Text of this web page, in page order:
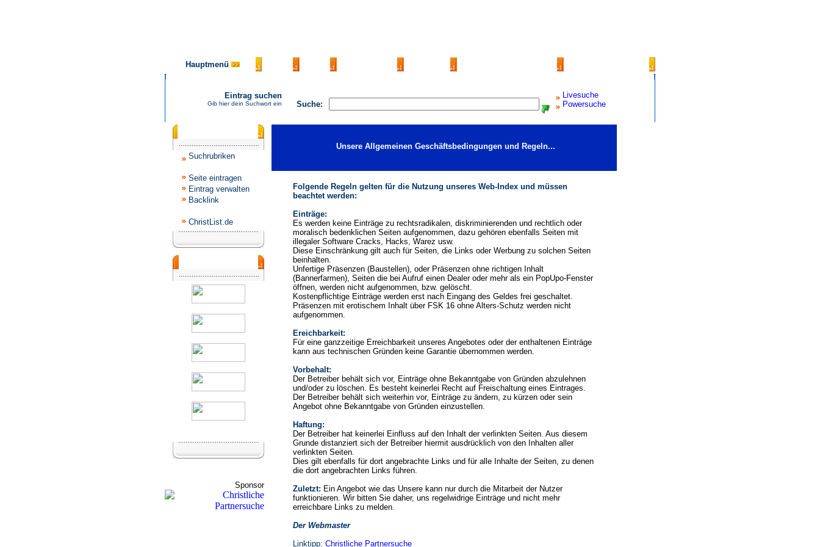
Hauptmenü
Suche:
Livesuche
Powersuche
Eintrag suchen
Gib hier dein Suchwort ein
Suchrubriken
Seite eintragen
Eintrag verwalten
Backlink
ChristList.de
Sponsor
Unsere Allgemeinen Geschäftsbedingungen und Regeln...
Folgende Regeln gelten für die Nutzung unseres Web-Index und müssen
beachtet werden:
Einträge:
Es werden keine Einträge zu rechtsradikalen, diskriminierenden und rechtlich oder
moralisch bedenklichen Seiten aufgenommen, dazu gehören ebenfalls Seiten mit
illegaler Software Cracks, Hacks, Warez usw.
Diese Einschränkung gilt auch für Seiten, die Links oder Werbung zu solchen Seiten
beinhalten.
Unfertige Präsenzen (Baustellen), oder Präsenzen ohne richtigen Inhalt
(Bannerfarmen), Seiten die bei Aufruf einen Dealer oder mehr als ein PopUpo-Fenster
öffnen, werden nicht aufgenommen, bzw. gelöscht.
Kostenpflichtige Einträge werden erst nach Eingang des Geldes frei geschaltet.
Präsenzen mit erotischem Inhalt über FSK 16 ohne Alters-Schutz werden nicht
aufgenommen.
Ereichbarkeit:
Für eine ganzzeitige Erreichbarkeit unseres Angebotes oder der enthaltenen Einträge
kann aus technischen Gründen keine Garantie übernommen werden.
Vorbehalt:
Der Betreiber behält sich vor, Einträge ohne Bekanntgabe von Gründen abzulehnen
und/oder zu löschen. Es besteht keinerlei Recht auf Freischaltung eines Eintrages.
Der Betreiber behält sich weiterhin vor, Einträge zu ändern, zu kürzen oder sein
Angebot ohne Bekanntgabe von Gründen einzustellen.
Haftung:
Der Betreiber hat keinerlei Einfluss auf den Inhalt der verlinkten Seiten. Aus diesem
Grunde distanziert sich der Betreiber hiermit ausdrücklich von den Inhalten aller
verlinkten Seiten.
Dies gilt ebenfalls für dort angebrachte Links und für alle Inhalte der Seiten, zu denen
die dort angebrachten Links führen.
Zuletzt: Ein Angebot wie das Unsere kann nur durch die Mitarbeit der Nutzer
funktionieren. Wir bitten Sie daher, uns regelwidrige Einträge und nicht mehr
erreichbare Links zu melden.
Der Webmaster
Linktipp: Christliche Partnersuche